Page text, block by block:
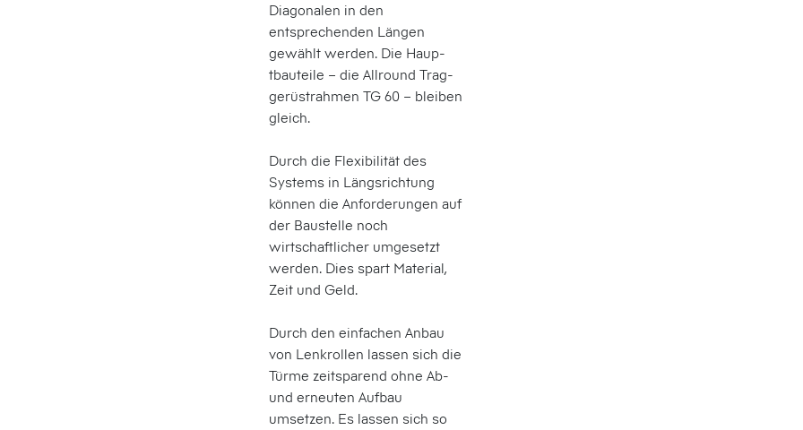
Diagonalen in den
entsprechenden Längen
gewählt werden. Die Haup­
tbauteile – die Allround Trag­
gerüst­rahmen TG 60 – bleiben
gleich.
Durch die Flexibilität des
Systems in Längsrichtung
können die Anforderungen auf
der Baustelle noch
wirtschaftlicher umgesetzt
werden. Dies spart Material,
Zeit und Geld.
Durch den einfachen Anbau
von Lenk­rollen lassen sich die
Türme zeit­sparend ohne Ab-
und erneuten Auf­bau
umsetzen. Es lassen sich so